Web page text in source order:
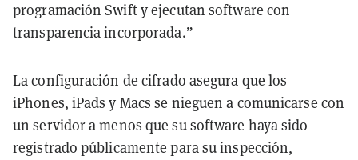
programación Swift y ejecutan software con
transparencia incorporada.”
La configuración de cifrado asegura que los
iPhones, iPads y Macs se nieguen a comunicarse con
un servidor a menos que su software haya sido
registrado públicamente para su inspección,